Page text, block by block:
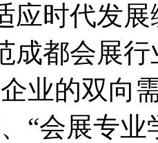
应时代发
成都会展
业的双向
“会展专